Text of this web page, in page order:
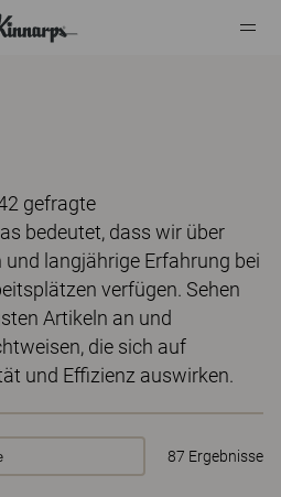
gefragte
bedeutet, dass wir über
langjährige Erfahrung bei
verfügen. Sehen
Artikeln an und
die sich auf
und Effizienz auswirken.
87 Ergebnisse